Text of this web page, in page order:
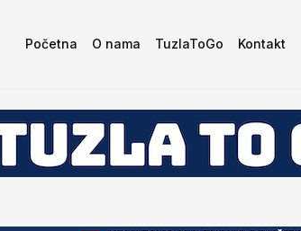
Početna O nama TuzlaToGo Kontakt